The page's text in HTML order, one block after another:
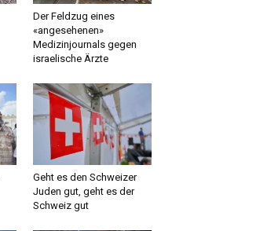
Der Feldzug eines
«angesehenen»
Medizinjournals gegen
israelische Ärzte
Geht es den Schweizer
Juden gut, geht es der
Schweiz gut